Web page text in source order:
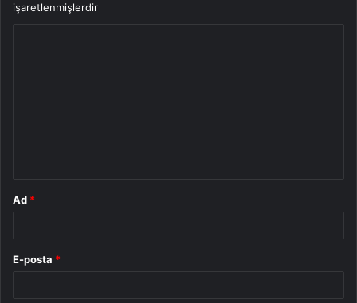
işaretlenmişlerdir
Ad *
E-posta *